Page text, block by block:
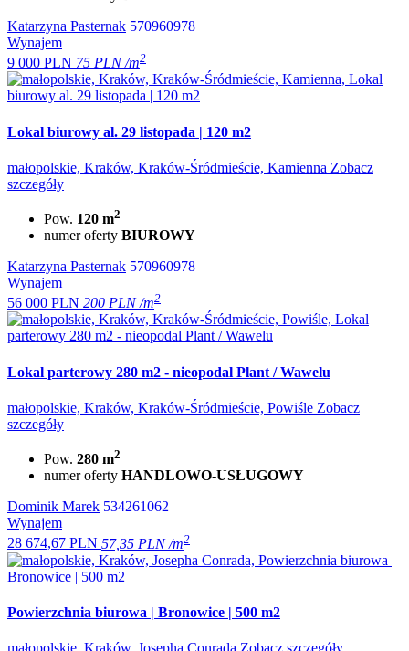
Katarzyna Pasternak 570960978
Wynajem
9 000 PLN 75 PLN /m2
Lokal biurowy al. 29 listopada | 120 m2
małopolskie, Kraków, Kraków-Śródmieście, Kamienna Zobacz
szczegóły
Pow. 120 m2
numer oferty BIUROWY
Katarzyna Pasternak 570960978
Wynajem
56 000 PLN 200 PLN /m2
Lokal parterowy 280 m2 - nieopodal Plant / Wawelu
małopolskie, Kraków, Kraków-Śródmieście, Powiśle Zobacz
szczegóły
Pow. 280 m2
numer oferty HANDLOWO-USŁUGOWY
Dominik Marek 534261062
Wynajem
28 674,67 PLN 57,35 PLN /m2
Powierzchnia biurowa | Bronowice | 500 m2